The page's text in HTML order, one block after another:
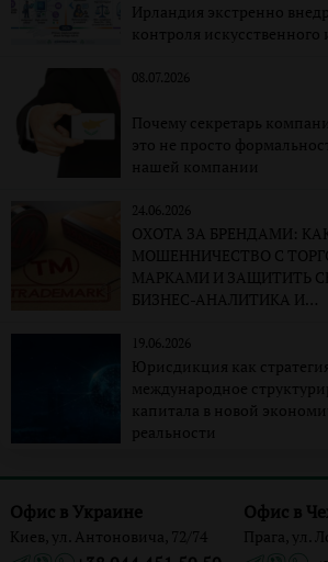
Ирландия экстренно
контроля искусственного
08.07.2026
Почему секретарь
это не просто
нашей компании
24.06.2026
ОХОТА ЗА БРЕНДАМИ:
МОШЕННИЧЕСТВО С
МАРКАМИ И ЗАЩИТИТЬ
БИЗНЕС-АНАЛИТИКА И
ЭКСПЕРТИЗА
19.06.2026
Юрисдикция как
международное
капитала в новой
реальности
Офис в Украине
Киев, ул. Антоновича, 72/74
Офис в
Прага, ул.